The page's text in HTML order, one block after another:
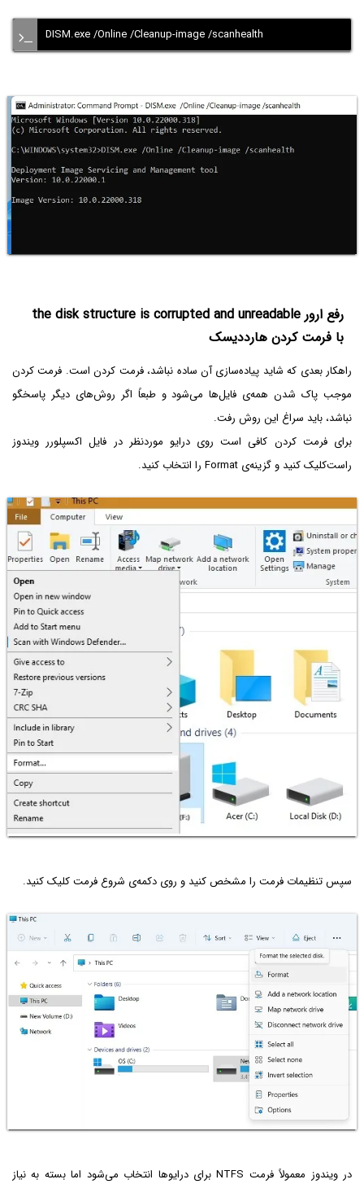
DISM.exe /Online /Cleanup-image /scanhealth
رفع ارور the disk structure is corrupted and unreadable
با فرمت کردن هارددیسک
راهکار بعدی که شاید پیاده‌سازی آن ساده نباشد، فرمت کردن است. فرمت کردن
موجب پاک شدن همه‌ی فایل‌ها می‌شود و طبعاً اگر روش‌های دیگر پاسخگو
نباشد، باید سراغ این روش رفت.
برای فرمت کردن کافی است روی درایو موردنظر در فایل اکسپلورر ویندوز
راست‌کلیک کنید و گزینه‌ی Format را انتخاب کنید.
سپس تنظیمات فرمت را مشخص کنید و روی دکمه‌ی شروع فرمت کلیک کنید.
در ویندوز معمولاً فرمت NTFS برای درایوها انتخاب می‌شود اما بسته به نیاز